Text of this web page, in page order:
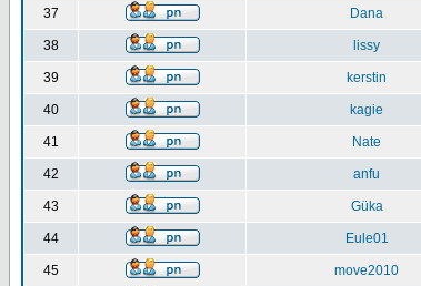
37 Dana
38 lissy
39 kerstin
40 kagie
41 Nate
42 anfu
43 Güka
44 Eule01
45 move2010